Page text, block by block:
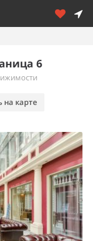
6
карте